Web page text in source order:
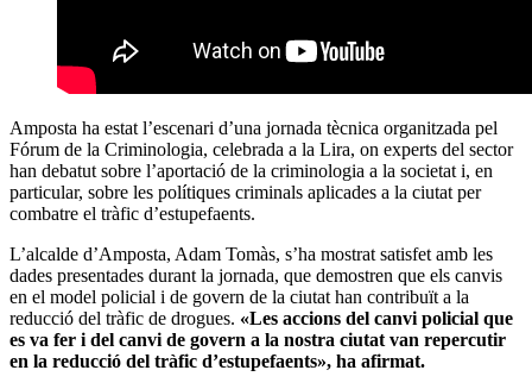
Amposta ha estat l’escenari d’una jornada tècnica organitzada pel
Fórum de la Criminologia, celebrada a la Lira, on experts del sector
han debatut sobre l’aportació de la criminologia a la societat i, en
particular, sobre les polítiques criminals aplicades a la ciutat per
combatre el tràfic d’estupefaents.
L’alcalde d’Amposta, Adam Tomàs, s’ha mostrat satisfet amb les
dades presentades durant la jornada, que demostren que els canvis
en el model policial i de govern de la ciutat han contribuït a la
reducció del tràfic de drogues. «Les accions del canvi policial que
es va fer i del canvi de govern a la nostra ciutat van repercutir
en la reducció del tràfic d’estupefaents», ha afirmat.